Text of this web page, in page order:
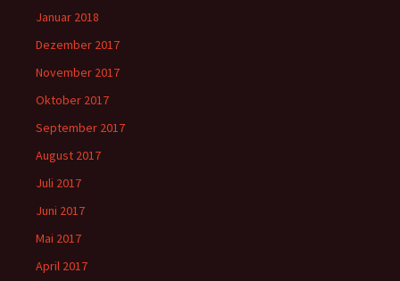
Januar 2018
Dezember 2017
November 2017
Oktober 2017
September 2017
August 2017
Juli 2017
Juni 2017
Mai 2017
April 2017